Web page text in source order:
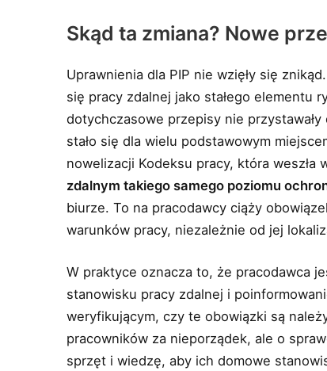
Skąd ta zmiana? Nowe
Uprawnienia dla PIP nie wzięły się
się pracy zdalnej jako stałego elementu
dotychczasowe przepisy nie
stało się dla wielu podstawowym
nowelizacji Kodeksu pracy, która weszła
zdalnym takiego samego poziomu
biurze. To na pracodawcy ciąży
warunków pracy, niezależnie od jej
W praktyce oznacza to, że pracodawca
stanowisku pracy zdalnej i
weryfikującym, czy te obowiązki są
pracowników za nieporządek, ale o
sprzęt i wiedzę, aby ich domowe